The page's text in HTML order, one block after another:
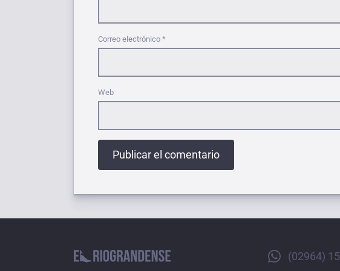
Correo electrónico *
Web
(02964) 15